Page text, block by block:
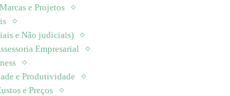
e Projetos
e Não judiciais)
Empresarial
e Produtividade
e Preços